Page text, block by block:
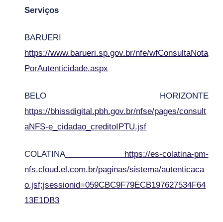
Serviços
BARUERI
https://www.barueri.sp.gov.br/nfe/wfConsultaNota
PorAutenticidade.aspx
BELO HORIZONTE
https://bhissdigital.pbh.gov.br/nfse/pages/consult
aNFS-e_cidadao_creditoIPTU.jsf
COLATINAhttps://es-colatina-pm-
nfs.cloud.el.com.br/paginas/sistema/autenticaca
o.jsf;jsessionid=059CBC9F79ECB197627534F64
13E1DB3